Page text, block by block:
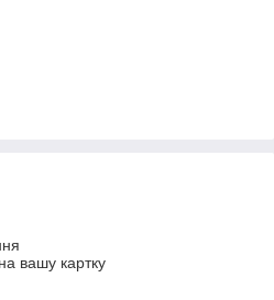
вашу картку